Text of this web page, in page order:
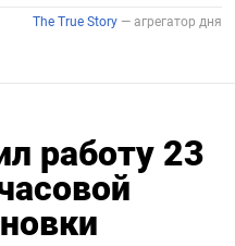
работу 23